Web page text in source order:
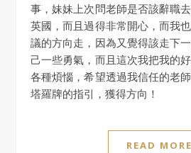
事，妹妹上次問老師是否該辭職
英國，而且過得非常開心，而我
議的方向走，因為又覺得該走下
己一些勇氣，而且這次我把我的
各種煩惱，希望透過我信任的老
塔羅牌的指引，獲得方向！
READ MORE